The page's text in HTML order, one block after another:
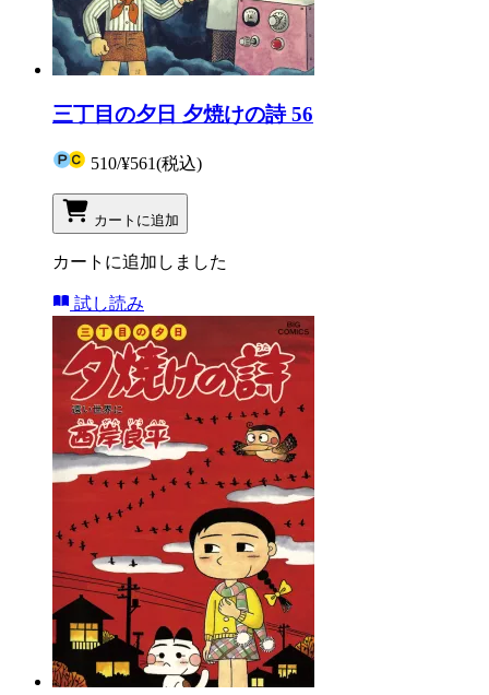
三丁目の夕日 夕焼けの詩 56
510/¥561(税込)
カートに追加
カートに追加しました
試し読み